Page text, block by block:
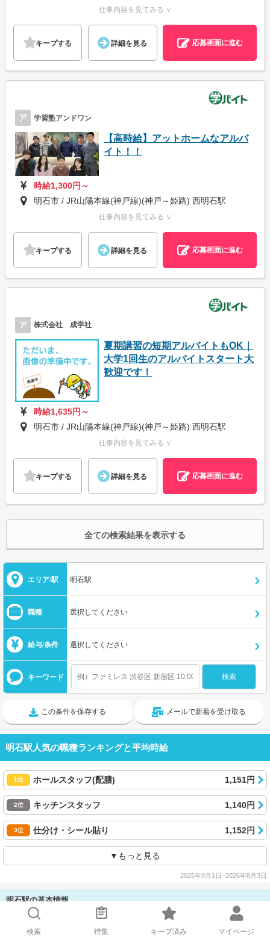
仕事内容を見てみる ∨
キープする 詳細を見る 応募画面に進む
ア 学習塾アンドワン
【高時給】アットホームなアルバ
イト！！
時給1,300円～
明石市 / JR山陽本線(神戸線)(神戸～姫路) 西明石駅
仕事内容を見てみる ∨
キープする 詳細を見る 応募画面に進む
ア 株式会社 成学社
夏期講習の短期アルバイトもOK｜
大学1回生のアルバイトスタート大
歓迎です！
時給1,635円～
明石市 / JR山陽本線(神戸線)(神戸～姫路) 西明石駅
仕事内容を見てみる ∨
キープする 詳細を見る 応募画面に進む
全ての検索結果を表示する
エリア/駅 明石駅
職種 選択してください
給与/条件 選択してください
キーワード
この条件を保存する メールで新着を受け取る
明石駅人気の職種ランキングと平均時給
1位 ホールスタッフ(配膳) 1,151円
2位 キッチンスタッフ 1,140円
3位 仕分け・シール貼り 1,152円
▼もっと見る
2025年9月1日~2026年8月3日
明石駅の基本情報
検索 特集 キープ済み マイページ